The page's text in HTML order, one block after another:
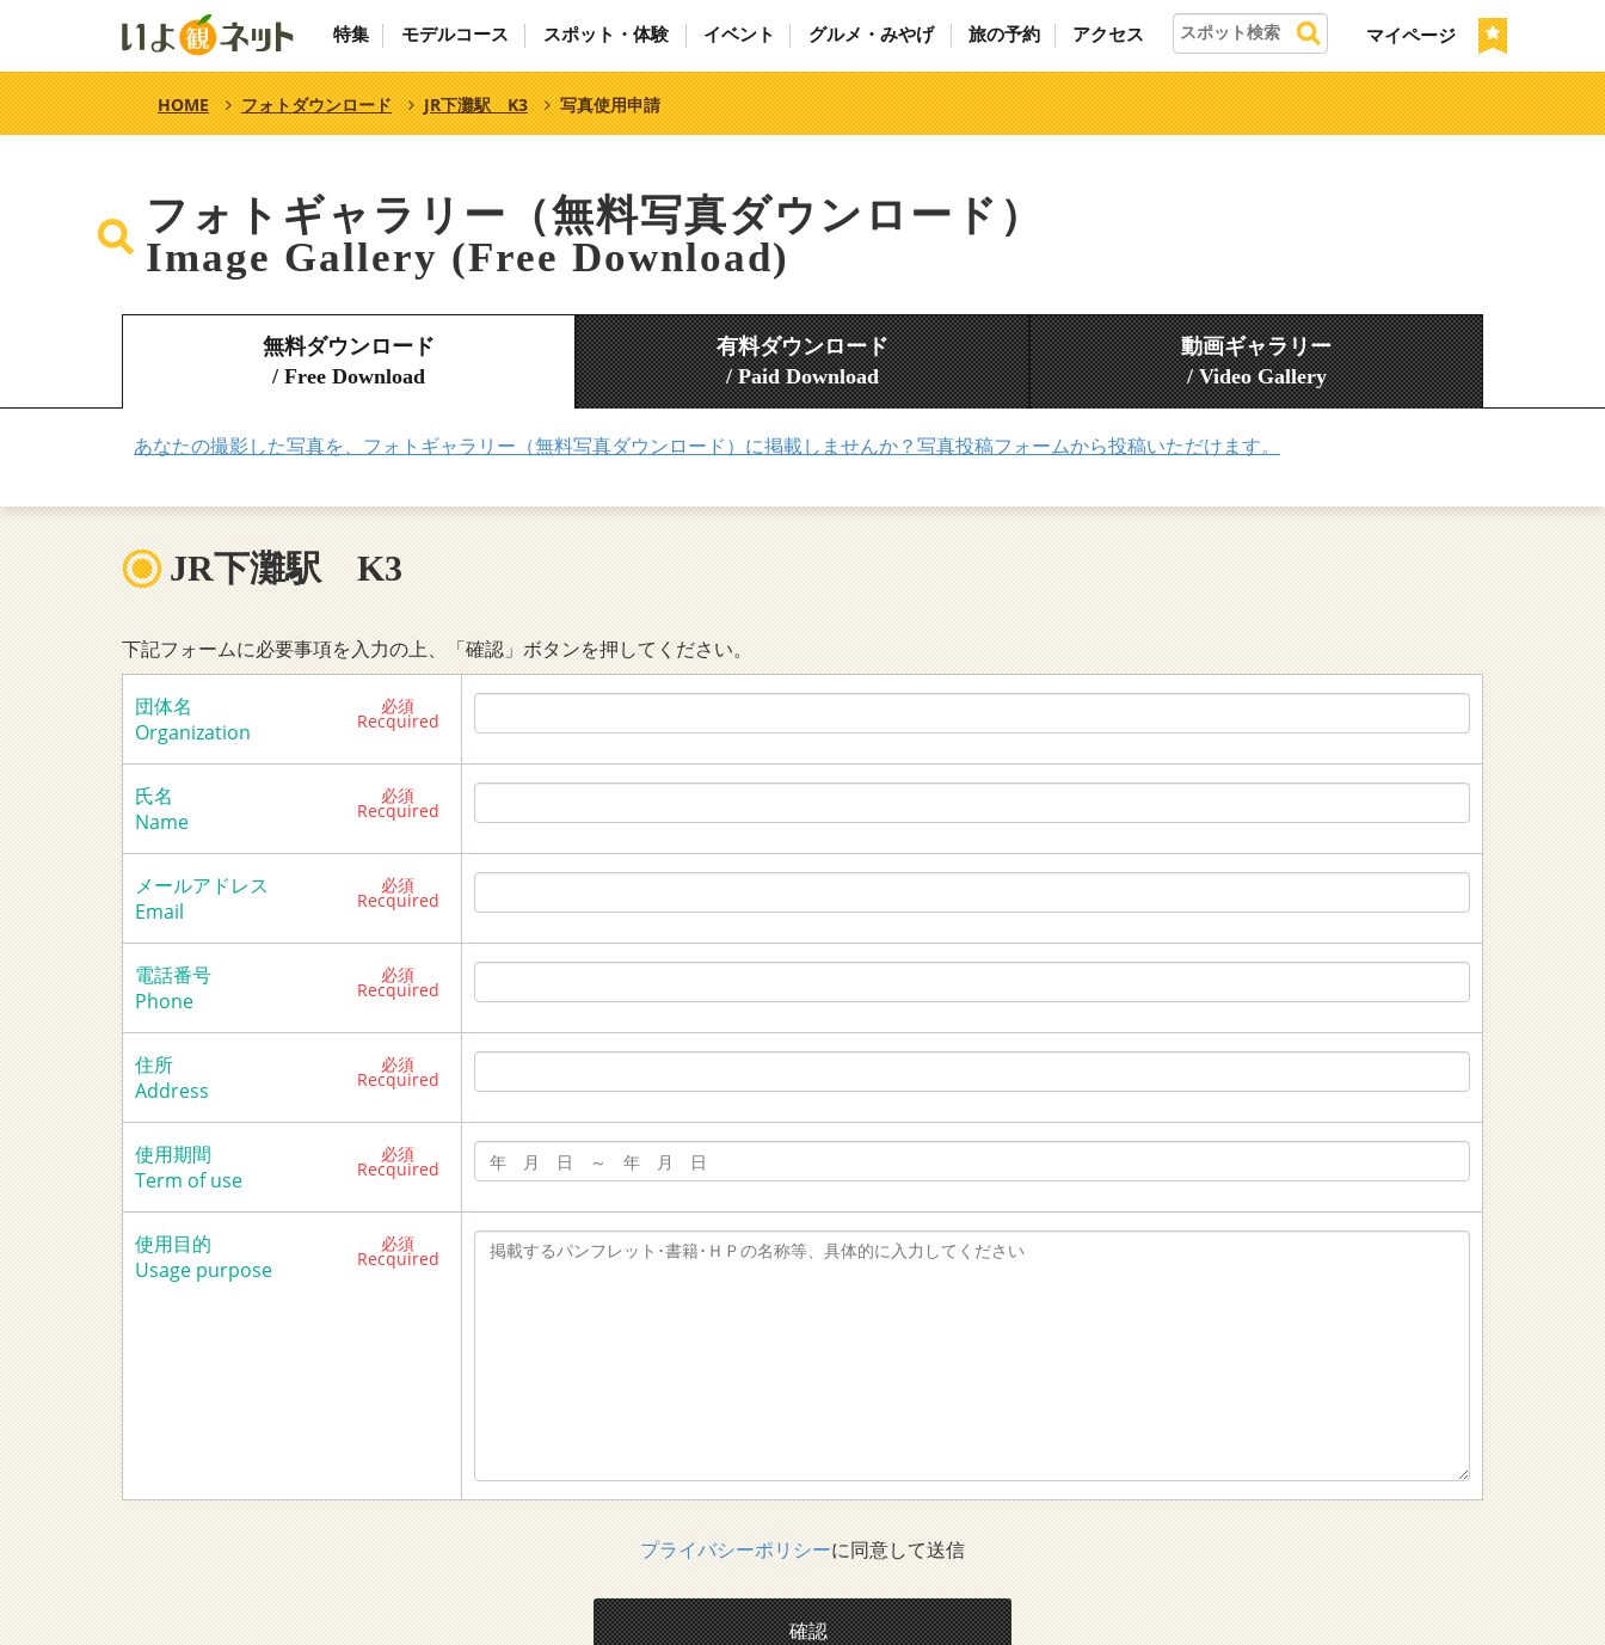
マイページ
特集 モデルコース スポット・体験 イベント グルメ・みやげ 旅の予約 アクセス
HOME フォトダウンロード JR下灘駅 K3 写真使用申請
フォトギャラリー（無料写真ダウンロード）
Image Gallery (Free Download)
無料ダウンロード
/ Free Download
有料ダウンロード
/ Paid Download
動画ギャラリー
/ Video Gallery
あなたの撮影した写真を、フォトギャラリー（無料写真ダウンロード）に掲載しませんか？写真投稿フォームから投稿いただけます。
JR下灘駅 K3
下記フォームに必要事項を入力の上、「確認」ボタンを押してください。
団体名
Organization
必須
Recquired
氏名
Name
必須
Recquired
メールアドレス
Email
必須
Recquired
電話番号
Phone
必須
Recquired
住所
Address
必須
Recquired
使用期間
Term of use
必須
Recquired
使用目的
Usage purpose
必須
Recquired
プライバシーポリシーに同意して送信
確認